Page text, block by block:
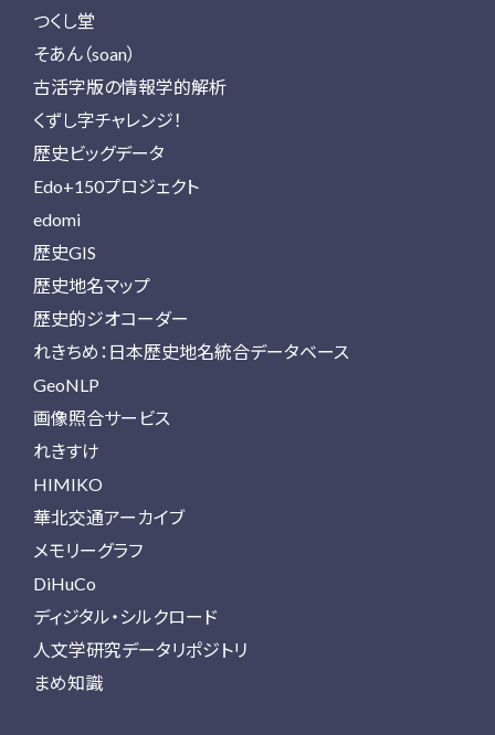
つくし堂
そあん（soan）
古活字版の情報学的解析
くずし字チャレンジ！
歴史ビッグデータ
Edo+150プロジェクト
edomi
歴史GIS
歴史地名マップ
歴史的ジオコーダー
れきちめ：日本歴史地名統合データベース
GeoNLP
画像照合サービス
れきすけ
HIMIKO
華北交通アーカイブ
メモリーグラフ
DiHuCo
ディジタル・シルクロード
人文学研究データリポジトリ
まめ知識